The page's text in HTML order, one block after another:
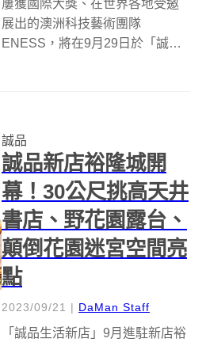
屢獲國際大獎、在世界各地受邀
展出的澳洲科技藝術團隊
ENESS，將在9月29日於「誠品
在500坪壯闊展場空間「...
誠品
誠品新店裕隆城開
幕！30公尺挑高天井
書店、野花園露台、
顛倒花園迷宮空間亮
點
2023/09/21 | DaMan Staff
「誠品生活新店」9月進駐新店裕